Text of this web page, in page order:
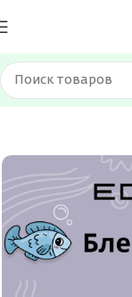
Главная Приманки